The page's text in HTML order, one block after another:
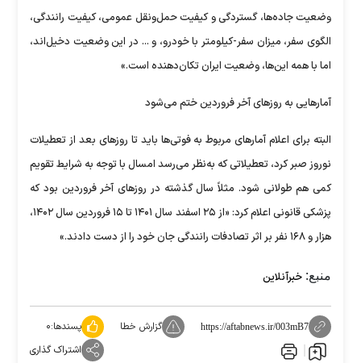
وضعیت جاده‌ها، گستردگی و کیفیت حمل‌ونقل عمومی، کیفیت رانندگی،
الگوی سفر، میزان سفر-کیلومتر با خودرو، و ... در این وضعیت دخیل‌اند،
اما با همه این‌ها، وضعیت ایران تکان‌دهنده است.»
آمار‌هایی به روز‌های آخر فروردین ختم می‌شود
البته برای اعلام آمار‌های مربوط به فوتی‌ها باید تا روز‌های بعد از تعطیلات
نوروز صبر کرد، تعطیلاتی که به‌نظر می‌رسد امسال با توجه به شرایط تقویم
کمی هم طولانی شود. مثلاً سال گذشته در روز‌های آخر فروردین بود که
پزشکی قانونی اعلام کرد: «از ۲۵ اسفند سال ۱۴۰۱ تا ۱۵ فروردین سال ۱۴۰۲،
هزار و ۱۶۸ نفر بر اثر تصادفات رانندگی جان خود را از دست دادند.»
منبع: خبرآنلاین
https://aftabnews.ir/003mB7 گزارش خطا پسندها:۰
اشتراک گذاری